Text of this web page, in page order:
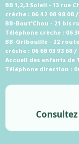
BB 1,2,3 Soleil - 13 rue
crèche : 06 42 08 98 08
BB-Bout'Chou - 21 bis
Téléphone crèche : 06
BB-Gribouille - 22
crèche : 06 68 03 93 68 /
Accueil des enfants de
Téléphone direction :